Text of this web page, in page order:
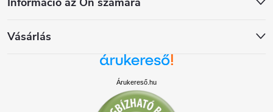
Vásárlás
Árukereső.hu